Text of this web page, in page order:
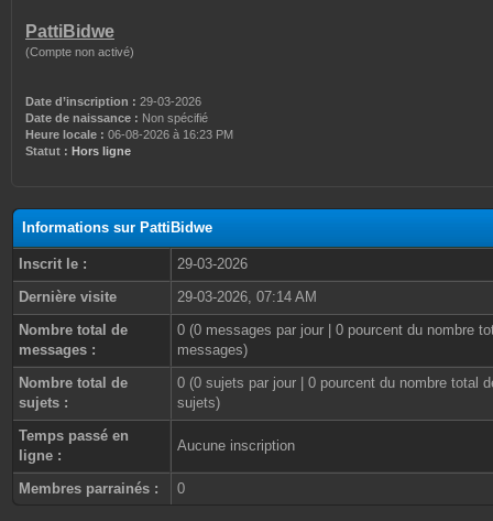
PattiBidwe
(Compte non activé)
Date d’inscription : 29-03-2026
Date de naissance : Non spécifié
Heure locale : 06-08-2026 à 16:23 PM
Statut : Hors ligne
Informations sur PattiBidwe
Inscrit le :
29-03-2026
Dernière visite
29-03-2026, 07:14 AM
Nombre total de
messages :
0 (0 messages par jour | 0 pourcent du nombre
messages)
Nombre total de
sujets :
0 (0 sujets par jour | 0 pourcent du nombre total
sujets)
Temps passé en
ligne :
Aucune inscription
Membres parrainés : 0